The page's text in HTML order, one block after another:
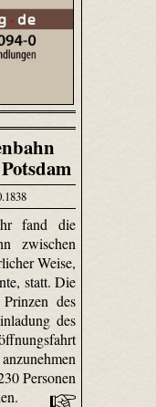
fand die
zwischen
Weise,
statt. Die
des
des
Personen